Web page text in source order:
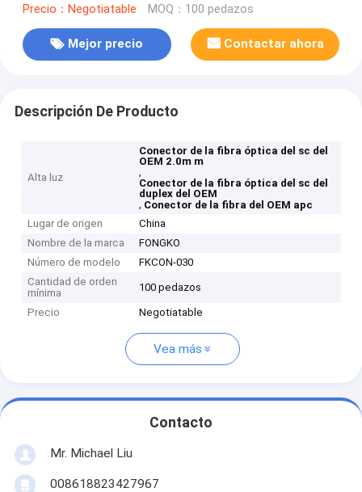
Precio：Negotiatable MOQ：100 pedazos
Mejor precio Contactar ahora
Descripción De Producto
Alta luz
Conector de la fibra óptica del sc del
OEM 2.0m m
,
Conector de la fibra óptica del sc del
duplex del OEM
, Conector de la fibra del OEM apc
Lugar de origen
China
Nombre de la marca
FONGKO
Número de modelo
FKCON-030
Cantidad de orden
mínima
100 pedazos
Precio Negotiatable
Vea más
Contacto
Mr. Michael Liu
008618823427967